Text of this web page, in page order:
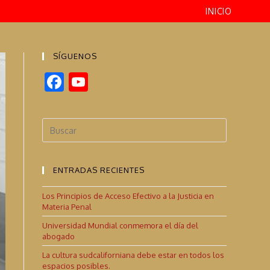
INICIO
SÍGUENOS
F
e
b
o
k
u
T
b
e
C
h
a
ENTRADAS RECIENTES
Los Principios de Acceso Efectivo a la Justicia en
Materia Penal
Universidad Mundial conmemora el día del
abogado
La cultura sudcaliforniana debe estar en todos los
espacios posibles.